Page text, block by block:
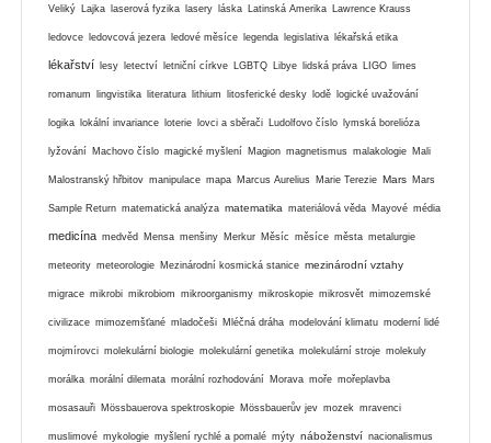
Veliký Lajka laserová fyzika lasery láska Latinská Amerika Lawrence Krauss
ledovce ledovcová jezera ledové měsíce legenda legislativa lékařská etika
lékařství lesy letectví letniční církve LGBTQ Libye lidská práva LIGO limes
romanum lingvistika literatura lithium litosferické desky lodě logické uvažování
logika lokální invariance loterie lovci a sběrači Ludolfovo číslo lymská borelióza
lyžování Machovo číslo magické myšlení Magion magnetismus malakologie Mali
Malostranský hřbitov manipulace mapa Marcus Aurelius Marie Terezie Mars Mars
Sample Return matematická analýza matematika materiálová věda Mayové média
medicína medvěd Mensa menšiny Merkur Měsíc měsíce města metalurgie
meteority meteorologie Mezinárodní kosmická stanice mezinárodní vztahy
migrace mikrobi mikrobiom mikroorganismy mikroskopie mikrosvět mimozemské
civilizace mimozemšťané mladočeši Mléčná dráha modelování klimatu moderní lidé
mojmírovci molekulární biologie molekulární genetika molekulární stroje molekuly
morálka morální dilemata morální rozhodování Morava moře mořeplavba
mosasauři Mössbauerova spektroskopie Mössbauerův jev mozek mravenci
muslimové mykologie myšlení rychlé a pomalé mýty náboženství nacionalismus